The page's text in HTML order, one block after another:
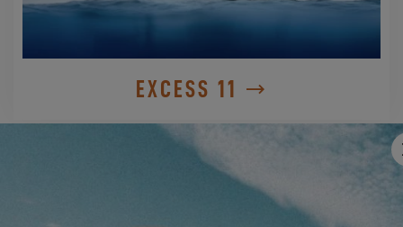
EXCESS 11